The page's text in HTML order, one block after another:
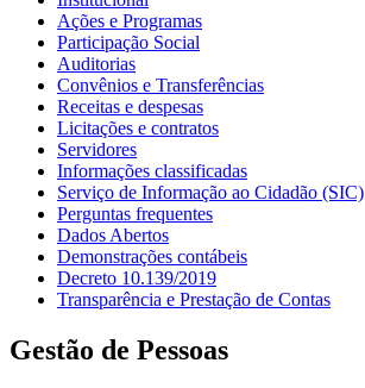
Ações e Programas
Participação Social
Auditorias
Convênios e Transferências
Receitas e despesas
Licitações e contratos
Servidores
Informações classificadas
Serviço de Informação ao Cidadão (SIC)
Perguntas frequentes
Dados Abertos
Demonstrações contábeis
Decreto 10.139/2019
Transparência e Prestação de Contas
Gestão de Pessoas